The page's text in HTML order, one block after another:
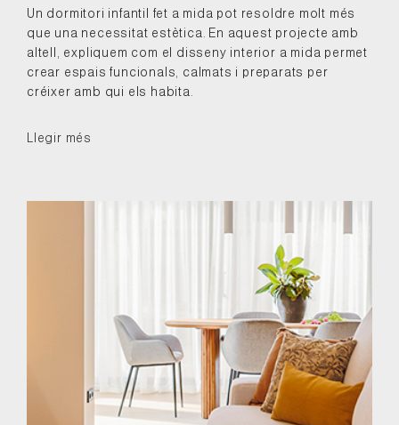
Un dormitori infantil fet a mida pot resoldre molt més
que una necessitat estètica. En aquest projecte amb
altell, expliquem com el disseny interior a mida permet
crear espais funcionals, calmats i preparats per
créixer amb qui els habita.
Llegir més